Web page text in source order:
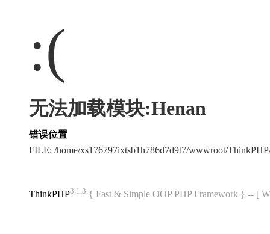
:(
无法加载模块:Henan
错误位置
FILE: /home/xs176797ixtsb1h786d7d9t7/wwwroot/
ThinkPHP3.1.3 { Fast & Simple OOP PHP Framework } -- [